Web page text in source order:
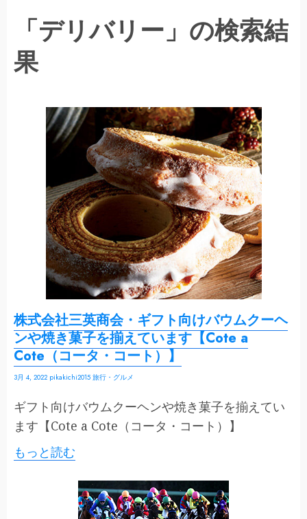
「デリバリー」の検索結
果
株式会社三英商会・ギフト向けバウムクーヘ
ンや焼き菓子を揃えています【Cote a
Cote（コータ・コート）】
3月 4, 2022 pikakichi2015 旅行・グルメ
ギフト向けバウムクーヘンや焼き菓子を揃えてい
ます【Cote a Cote（コータ・コート）】
もっと読む